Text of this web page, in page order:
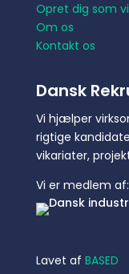
Opret dig som
Om os
Kontakt os
Dansk
Vi hjælper
rigtige
vikariater,
Vi er medlem af:
Lavet af BASED